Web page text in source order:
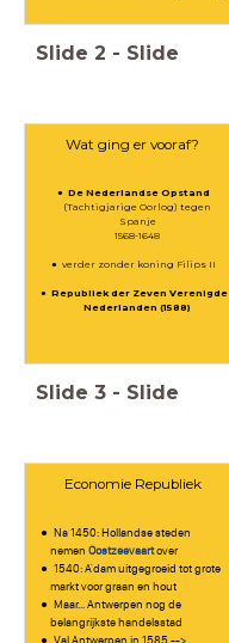
Slide 2 - Slide
Wat ging er vooraf?
De Nederlandse Opstand
(Tachtigjarige Oorlog) tegen
Spanje
1568-1648
verder zonder koning Filips II
Republiek der Zeven Verenigde
Nederlanden (1588)
Slide 3 - Slide
Economie Republiek
Na 1450: Hollandse steden
nemenOostzeevaartover
1540: A'dam uitgegroeid tot grote
markt voor graan en hout
Maar... Antwerpen nog de
belangrijkste handelsstad